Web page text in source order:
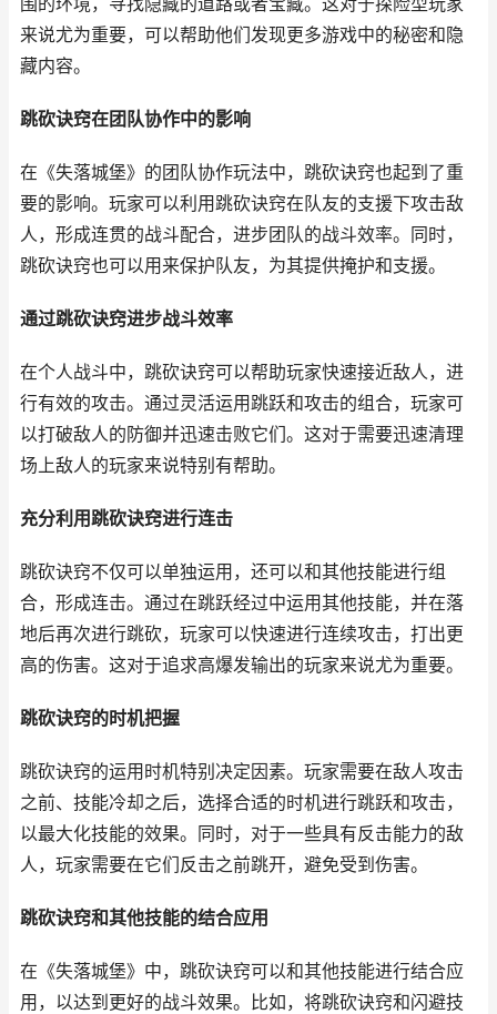
来说尤为重要，可以帮助他们发现更多游戏中的秘密和隐
藏内容。
跳砍诀窍在团队协作中的影响
在《失落城堡》的团队协作玩法中，跳砍诀窍也起到了重
要的影响。玩家可以利用跳砍诀窍在队友的支援下攻击敌
人，形成连贯的战斗配合，进步团队的战斗效率。同时，
跳砍诀窍也可以用来保护队友，为其提供掩护和支援。
通过跳砍诀窍进步战斗效率
在个人战斗中，跳砍诀窍可以帮助玩家快速接近敌人，进
行有效的攻击。通过灵活运用跳跃和攻击的组合，玩家可
以打破敌人的防御并迅速击败它们。这对于需要迅速清理
场上敌人的玩家来说特别有帮助。
充分利用跳砍诀窍进行连击
跳砍诀窍不仅可以单独运用，还可以和其他技能进行组
合，形成连击。通过在跳跃经过中运用其他技能，并在落
地后再次进行跳砍，玩家可以快速进行连续攻击，打出更
高的伤害。这对于追求高爆发输出的玩家来说尤为重要。
跳砍诀窍的时机把握
跳砍诀窍的运用时机特别决定因素。玩家需要在敌人攻击
之前、技能冷却之后，选择合适的时机进行跳跃和攻击，
以最大化技能的效果。同时，对于一些具有反击能力的敌
人，玩家需要在它们反击之前跳开，避免受到伤害。
跳砍诀窍和其他技能的结合应用
在《失落城堡》中，跳砍诀窍可以和其他技能进行结合应
用，以达到更好的战斗效果。比如，将跳砍诀窍和闪避技